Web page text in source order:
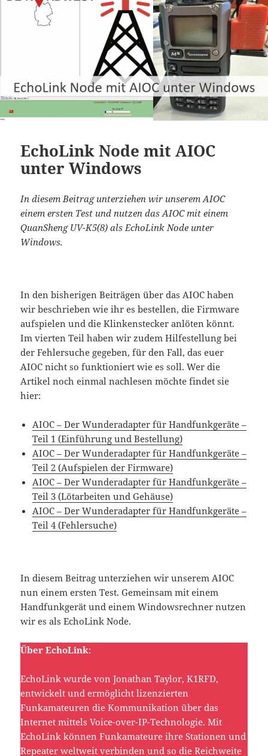
EchoLink Node mit AIOC
unter Windows
In diesem Beitrag unterziehen wir unserem AIOC
einem ersten Test und nutzen das AIOC mit einem
QuanSheng UV-K5(8) als EchoLink Node unter
Windows.
In den bisherigen Beiträgen über das AIOC haben
wir beschrieben wie ihr es bestellen, die Firmware
aufspielen und die Klinkenstecker anlöten könnt.
Im vierten Teil haben wir zudem Hilfestellung bei
der Fehlersuche gegeben, für den Fall, das euer
AIOC nicht so funktioniert wie es soll. Wer die
Artikel noch einmal nachlesen möchte findet sie
hier:
AIOC – Der Wunderadapter für Handfunkgeräte –
Teil 1 (Einführung und Bestellung)
AIOC – Der Wunderadapter für Handfunkgeräte –
Teil 2 (Aufspielen der Firmware)
AIOC – Der Wunderadapter für Handfunkgeräte –
Teil 3 (Lötarbeiten und Gehäuse)
AIOC – Der Wunderadapter für Handfunkgeräte –
Teil 4 (Fehlersuche)
In diesem Beitrag unterziehen wir unserem AIOC
nun einem ersten Test. Gemeinsam mit einem
Handfunkgerät und einem Windowsrechner nutzen
wir es als EchoLink Node.
Über EchoLink:
EchoLink wurde von Jonathan Taylor, K1RFD,
entwickelt und ermöglicht lizenzierten
Funkamateuren die Kommunikation über das
Internet mittels Voice-over-IP-Technologie. Mit
EchoLink können Funkamateure ihre Stationen und
Repeater weltweit verbinden und so die Reichweite